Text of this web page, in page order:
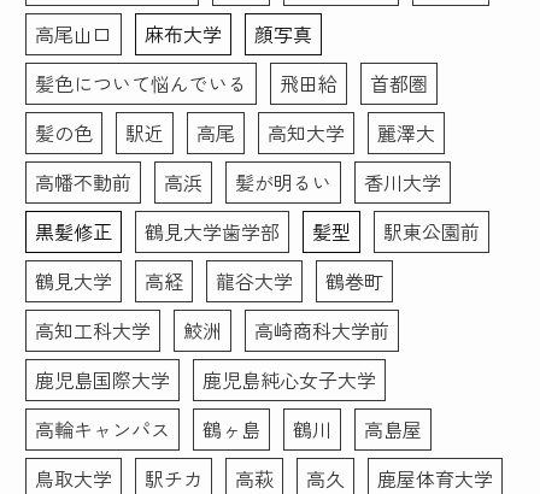
高尾山口
麻布大学
顔写真
髪色について悩んでいる
飛田給
首都圏
髪の色
駅近 高尾 高知大学
麗澤大
高幡不動前
高浜 髪が明るい
香川大学
黒髪修正
鶴見大学歯学部 髪型
駅東公園前
鶴見大学
高経 龍谷大学
鶴巻町
高知工科大学
鮫洲
高崎商科大学前
鹿児島国際大学
鹿児島純心女子大学
高輪キャンパス
鶴ヶ島 鶴川
高島屋
鳥取大学
駅チカ 高萩 高久 鹿屋体育大学